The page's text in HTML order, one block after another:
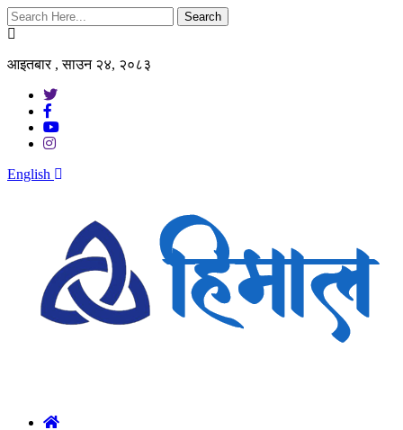
Search
आइतबार , साउन २४, २०८३
English